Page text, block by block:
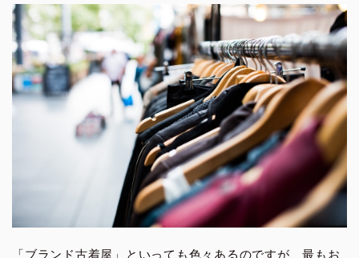
「ブランド古着屋」といっても色々あるのですが、最もお